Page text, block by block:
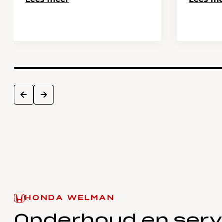
prev next
HONDA WELMAN